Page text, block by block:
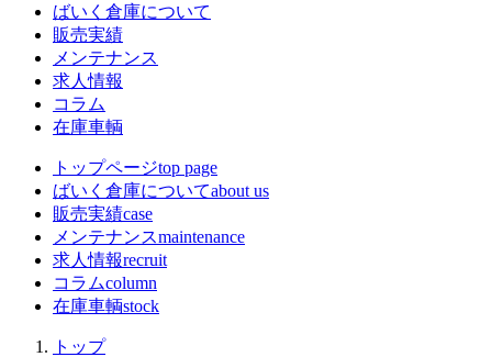
ばいく倉庫について
販売実績
メンテナンス
求人情報
コラム
在庫車輌
トップページtop page
ばいく倉庫についてabout us
販売実績case
メンテナンスmaintenance
求人情報recruit
コラムcolumn
在庫車輌stock
トップ